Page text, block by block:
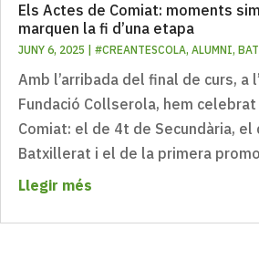
Els Actes de Comiat: moments
marquen la fi d’una etapa
JUNY 6, 2025 #CREANTESCOLA, ALUMNI,
Amb l’arribada del final de curs, a
Fundació Collserola, hem
Comiat: el de 4t de Secundària, el
Batxillerat i el de la primera
Llegir més